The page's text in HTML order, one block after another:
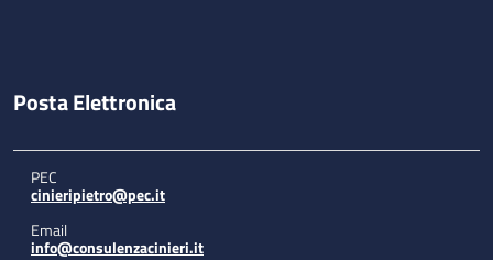
Posta Elettronica
PEC
cinieripietro@pec.it
Email
info@consulenzacinieri.it